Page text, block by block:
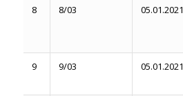
8 8/03 05.01.2021
9 9/03 05.01.2021